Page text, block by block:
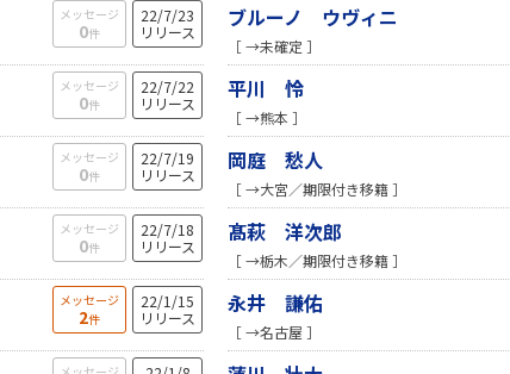
メッセージ
0件
22/7/23
リリース
メッセージ
0件
22/7/22
リリース
メッセージ
0件
22/7/19
リリース
メッセージ
0件
22/7/18
リリース
メッセージ
2件
22/1/15
リリース
ブルーノ ウヴィニ
［ →未確定 ］
平川 怜
［ →熊本 ］
岡庭 愁人
［ →大宮／期限付き移籍 ］
髙萩 洋次郎
［ →栃木／期限付き移籍 ］
永井 謙佑
［ →名古屋 ］